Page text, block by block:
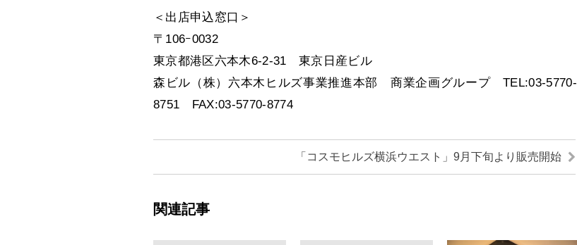
＜出店申込窓口＞
〒106ｰ0032
東京都港区六本木6-2-31 東京日産ビル
森ビル（株）六本木ヒルズ事業推進本部 商業企画グループ TEL:03-5770-
8751 FAX:03-5770-8774
「コスモヒルズ横浜ウエスト」9月下旬より販売開始
関連記事